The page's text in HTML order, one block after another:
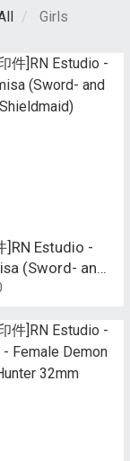
Girls
]RN Estudio -
(Sword- and